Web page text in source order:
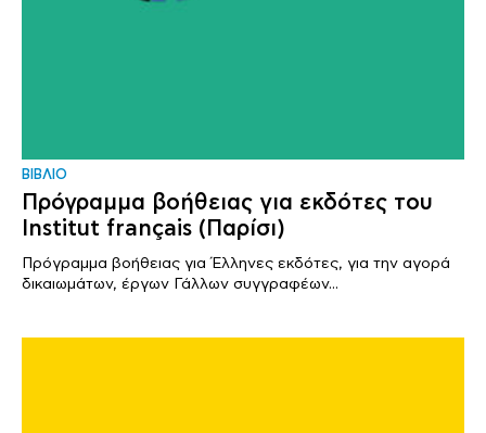
ΒΙΒΛΙΟ
Πρόγραμμα βοήθειας για εκδότες του
Institut français (Παρίσι)
Πρόγραμμα βοήθειας για Έλληνες εκδότες, για την αγορά
δικαιωμάτων, έργων Γάλλων συγγραφέων...